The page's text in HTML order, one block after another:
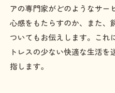
アの専門家がどのようなサー
心感をもたらすのか、また、
ついてもお伝えします。これ
トレスの少ない快適な生活を
指します。